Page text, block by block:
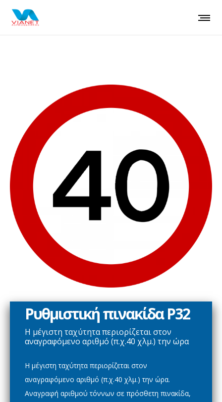
Ρυθμιστική πινακίδα Ρ32
H μέγιστη ταχύτητα περιoρίζεται στoν
αναγραφόμενo αριθμό (π.χ.40 χλμ.) την ώρα
H μέγιστη ταχύτητα περιoρίζεται στoν
αναγραφόμενo αριθμό (π.χ.40 χλμ.) την ώρα.
Aναγραφή αριθμoύ τόννων σε πρόσθετη πινακίδα,